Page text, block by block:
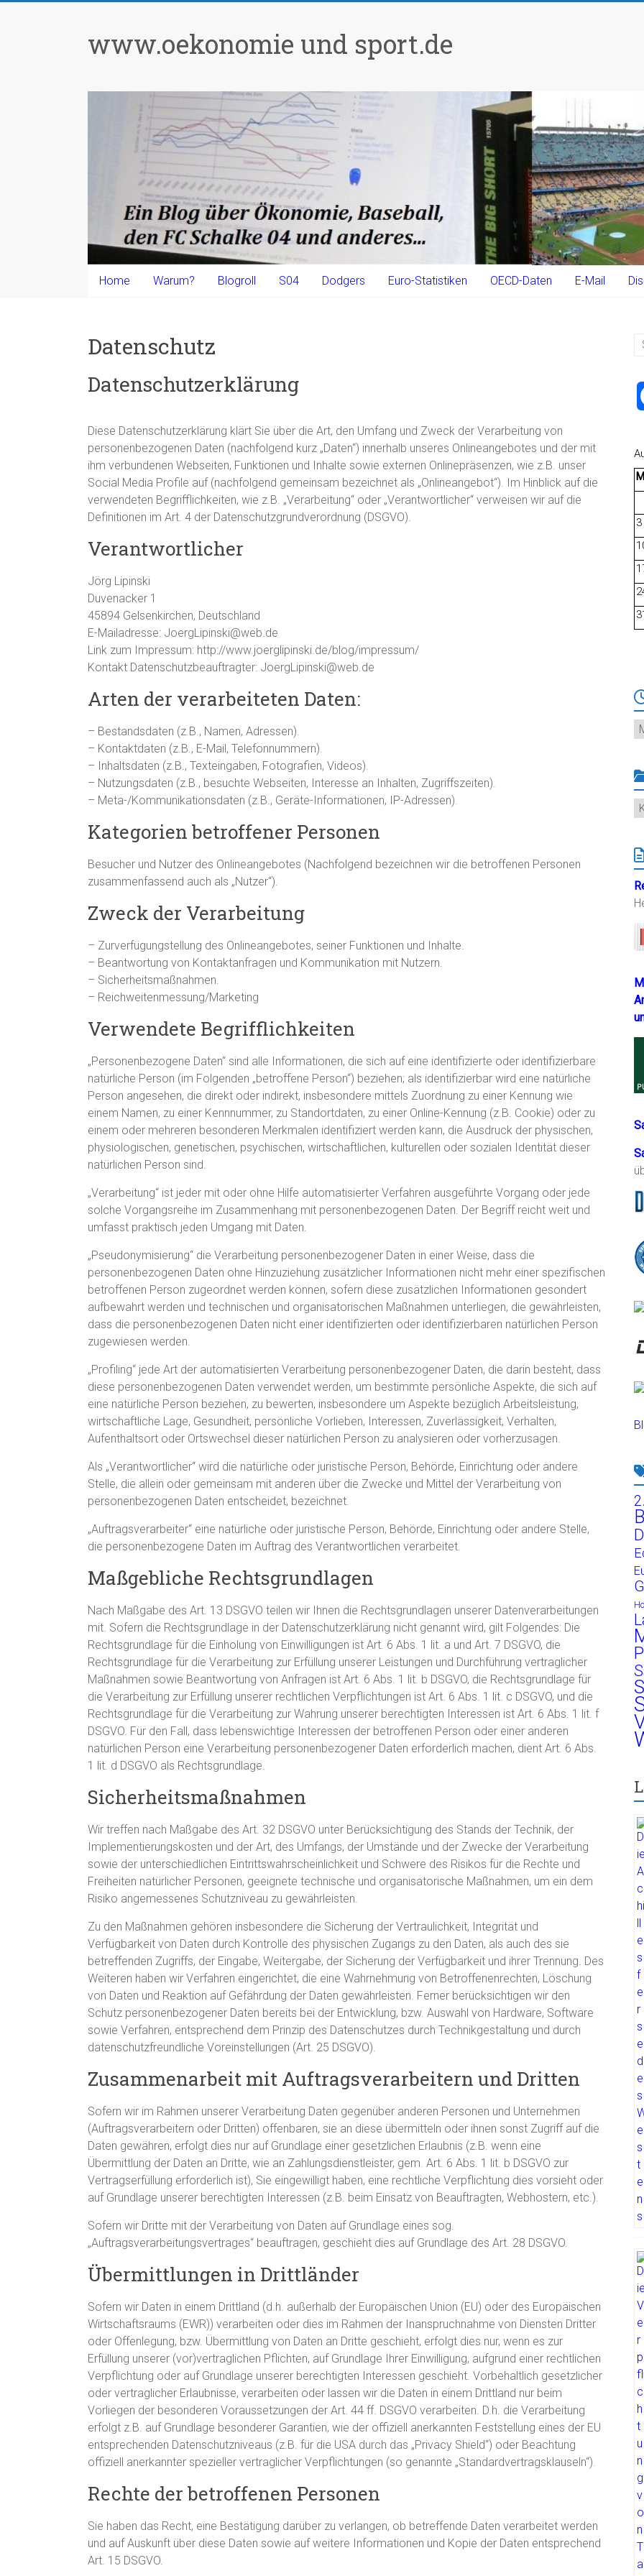
www.oekonomie und sport.de
Home Warum? Blogroll S04 Dodgers Euro-Statistiken OECD-Daten E-Mail
Datenschutz
Datenschutzerklärung
Diese Datenschutzerklärung klärt Sie über die Art, den Umfang und Zweck der Verarbeitung von
personenbezogenen Daten (nachfolgend kurz „Daten“) innerhalb unseres Onlineangebotes und der mit
ihm verbundenen Webseiten, Funktionen und Inhalte sowie externen Onlinepräsenzen, wie z.B. unser
Social Media Profile auf (nachfolgend gemeinsam bezeichnet als „Onlineangebot“). Im Hinblick auf die
verwendeten Begrifflichkeiten, wie z.B. „Verarbeitung“ oder „Verantwortlicher“ verweisen wir auf die
Definitionen im Art. 4 der Datenschutzgrundverordnung (DSGVO).
Verantwortlicher
Jörg Lipinski
Duvenacker 1
45894 Gelsenkirchen, Deutschland
E-Mailadresse: JoergLipinski@web.de
Link zum Impressum: http://www.joerglipinski.de/blog/impressum/
Kontakt Datenschutzbeauftragter: JoergLipinski@web.de
Arten der verarbeiteten Daten:
– Bestandsdaten (z.B., Namen, Adressen).
– Kontaktdaten (z.B., E-Mail, Telefonnummern).
– Inhaltsdaten (z.B., Texteingaben, Fotografien, Videos).
– Nutzungsdaten (z.B., besuchte Webseiten, Interesse an Inhalten, Zugriffszeiten).
– Meta-/Kommunikationsdaten (z.B., Geräte-Informationen, IP-Adressen).
Kategorien betroffener Personen
Besucher und Nutzer des Onlineangebotes (Nachfolgend bezeichnen wir die betroffenen Personen
zusammenfassend auch als „Nutzer“).
Zweck der Verarbeitung
– Zurverfügungstellung des Onlineangebotes, seiner Funktionen und Inhalte.
– Beantwortung von Kontaktanfragen und Kommunikation mit Nutzern.
– Sicherheitsmaßnahmen.
– Reichweitenmessung/Marketing
Verwendete Begrifflichkeiten
„Personenbezogene Daten“ sind alle Informationen, die sich auf eine identifizierte oder identifizierbare
natürliche Person (im Folgenden „betroffene Person“) beziehen; als identifizierbar wird eine natürliche
Person angesehen, die direkt oder indirekt, insbesondere mittels Zuordnung zu einer Kennung wie
einem Namen, zu einer Kennnummer, zu Standortdaten, zu einer Online-Kennung (z.B. Cookie) oder zu
einem oder mehreren besonderen Merkmalen identifiziert werden kann, die Ausdruck der physischen,
physiologischen, genetischen, psychischen, wirtschaftlichen, kulturellen oder sozialen Identität dieser
natürlichen Person sind.
„Verarbeitung“ ist jeder mit oder ohne Hilfe automatisierter Verfahren ausgeführte Vorgang oder jede
solche Vorgangsreihe im Zusammenhang mit personenbezogenen Daten. Der Begriff reicht weit und
umfasst praktisch jeden Umgang mit Daten.
„Pseudonymisierung“ die Verarbeitung personenbezogener Daten in einer Weise, dass die
personenbezogenen Daten ohne Hinzuziehung zusätzlicher Informationen nicht mehr einer spezifischen
betroffenen Person zugeordnet werden können, sofern diese zusätzlichen Informationen gesondert
aufbewahrt werden und technischen und organisatorischen Maßnahmen unterliegen, die gewährleisten,
dass die personenbezogenen Daten nicht einer identifizierten oder identifizierbaren natürlichen Person
zugewiesen werden.
„Profiling“ jede Art der automatisierten Verarbeitung personenbezogener Daten, die darin besteht, dass
diese personenbezogenen Daten verwendet werden, um bestimmte persönliche Aspekte, die sich auf
eine natürliche Person beziehen, zu bewerten, insbesondere um Aspekte bezüglich Arbeitsleistung,
wirtschaftliche Lage, Gesundheit, persönliche Vorlieben, Interessen, Zuverlässigkeit, Verhalten,
Aufenthaltsort oder Ortswechsel dieser natürlichen Person zu analysieren oder vorherzusagen.
Als „Verantwortlicher“ wird die natürliche oder juristische Person, Behörde, Einrichtung oder andere
Stelle, die allein oder gemeinsam mit anderen über die Zwecke und Mittel der Verarbeitung von
personenbezogenen Daten entscheidet, bezeichnet.
„Auftragsverarbeiter“ eine natürliche oder juristische Person, Behörde, Einrichtung oder andere Stelle,
die personenbezogene Daten im Auftrag des Verantwortlichen verarbeitet.
Maßgebliche Rechtsgrundlagen
Nach Maßgabe des Art. 13 DSGVO teilen wir Ihnen die Rechtsgrundlagen unserer Datenverarbeitungen
mit. Sofern die Rechtsgrundlage in der Datenschutzerklärung nicht genannt wird, gilt Folgendes: Die
Rechtsgrundlage für die Einholung von Einwilligungen ist Art. 6 Abs. 1 lit. a und Art. 7 DSGVO, die
Rechtsgrundlage für die Verarbeitung zur Erfüllung unserer Leistungen und Durchführung vertraglicher
Maßnahmen sowie Beantwortung von Anfragen ist Art. 6 Abs. 1 lit. b DSGVO, die Rechtsgrundlage für
die Verarbeitung zur Erfüllung unserer rechtlichen Verpflichtungen ist Art. 6 Abs. 1 lit. c DSGVO, und die
Rechtsgrundlage für die Verarbeitung zur Wahrung unserer berechtigten Interessen ist Art. 6 Abs. 1 lit. f
DSGVO. Für den Fall, dass lebenswichtige Interessen der betroffenen Person oder einer anderen
natürlichen Person eine Verarbeitung personenbezogener Daten erforderlich machen, dient Art. 6 Abs.
1 lit. d DSGVO als Rechtsgrundlage.
Sicherheitsmaßnahmen
Wir treffen nach Maßgabe des Art. 32 DSGVO unter Berücksichtigung des Stands der Technik, der
Implementierungskosten und der Art, des Umfangs, der Umstände und der Zwecke der Verarbeitung
sowie der unterschiedlichen Eintrittswahrscheinlichkeit und Schwere des Risikos für die Rechte und
Freiheiten natürlicher Personen, geeignete technische und organisatorische Maßnahmen, um ein dem
Risiko angemessenes Schutzniveau zu gewährleisten.
Zu den Maßnahmen gehören insbesondere die Sicherung der Vertraulichkeit, Integrität und
Verfügbarkeit von Daten durch Kontrolle des physischen Zugangs zu den Daten, als auch des sie
betreffenden Zugriffs, der Eingabe, Weitergabe, der Sicherung der Verfügbarkeit und ihrer Trennung. Des
Weiteren haben wir Verfahren eingerichtet, die eine Wahrnehmung von Betroffenenrechten, Löschung
von Daten und Reaktion auf Gefährdung der Daten gewährleisten. Ferner berücksichtigen wir den
Schutz personenbezogener Daten bereits bei der Entwicklung, bzw. Auswahl von Hardware, Software
sowie Verfahren, entsprechend dem Prinzip des Datenschutzes durch Technikgestaltung und durch
datenschutzfreundliche Voreinstellungen (Art. 25 DSGVO).
Zusammenarbeit mit Auftragsverarbeitern und Dritten
Sofern wir im Rahmen unserer Verarbeitung Daten gegenüber anderen Personen und Unternehmen
(Auftragsverarbeitern oder Dritten) offenbaren, sie an diese übermitteln oder ihnen sonst Zugriff auf die
Daten gewähren, erfolgt dies nur auf Grundlage einer gesetzlichen Erlaubnis (z.B. wenn eine
Übermittlung der Daten an Dritte, wie an Zahlungsdienstleister, gem. Art. 6 Abs. 1 lit. b DSGVO zur
Vertragserfüllung erforderlich ist), Sie eingewilligt haben, eine rechtliche Verpflichtung dies vorsieht oder
auf Grundlage unserer berechtigten Interessen (z.B. beim Einsatz von Beauftragten, Webhostern, etc.).
Sofern wir Dritte mit der Verarbeitung von Daten auf Grundlage eines sog.
„Auftragsverarbeitungsvertrages“ beauftragen, geschieht dies auf Grundlage des Art. 28 DSGVO.
Übermittlungen in Drittländer
Sofern wir Daten in einem Drittland (d.h. außerhalb der Europäischen Union (EU) oder des Europäischen
Wirtschaftsraums (EWR)) verarbeiten oder dies im Rahmen der Inanspruchnahme von Diensten Dritter
oder Offenlegung, bzw. Übermittlung von Daten an Dritte geschieht, erfolgt dies nur, wenn es zur
Erfüllung unserer (vor)vertraglichen Pflichten, auf Grundlage Ihrer Einwilligung, aufgrund einer rechtlichen
Verpflichtung oder auf Grundlage unserer berechtigten Interessen geschieht. Vorbehaltlich gesetzlicher
oder vertraglicher Erlaubnisse, verarbeiten oder lassen wir die Daten in einem Drittland nur beim
Vorliegen der besonderen Voraussetzungen der Art. 44 ff. DSGVO verarbeiten. D.h. die Verarbeitung
erfolgt z.B. auf Grundlage besonderer Garantien, wie der offiziell anerkannten Feststellung eines der EU
entsprechenden Datenschutzniveaus (z.B. für die USA durch das „Privacy Shield“) oder Beachtung
offiziell anerkannter spezieller vertraglicher Verpflichtungen (so genannte „Standardvertragsklauseln“).
Rechte der betroffenen Personen
Sie haben das Recht, eine Bestätigung darüber zu verlangen, ob betreffende Daten verarbeitet werden
und auf Auskunft über diese Daten sowie auf weitere Informationen und Kopie der Daten entsprechend
Art. 15 DSGVO.
M
3